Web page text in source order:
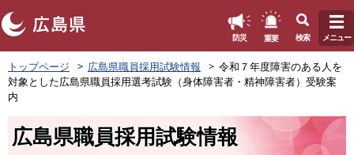
ペ
ー
ジ
の
防災 重要 検索 メニュー
トップページ 広島県職員採用試験情報
令和７年度障害のある人を
対象とした広島県職員採用選考試験（身体障害者・精神障害者）受験案
内
広島県職員採用試験情報